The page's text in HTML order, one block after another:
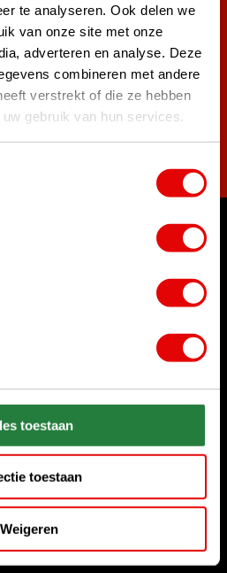
te analyseren. Ook delen we
van onze site met onze
adverteren en analyse. Deze
combineren met andere
verstrekt of die ze hebben
gebruik van hun services.
toestaan
toestaan
Weigeren
en mis nooit meer de beste